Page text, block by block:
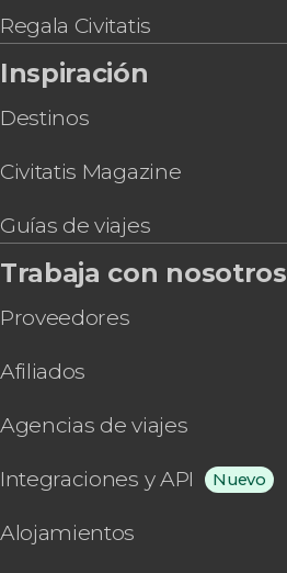
Colonia del Sacramento
Regala Civitatis
Inspiración
Destinos
Civitatis Magazine
Guías de viajes
Trabaja con nosotros
Proveedores
Afiliados
Agencias de viajes
Integraciones y API Nuevo
Alojamientos